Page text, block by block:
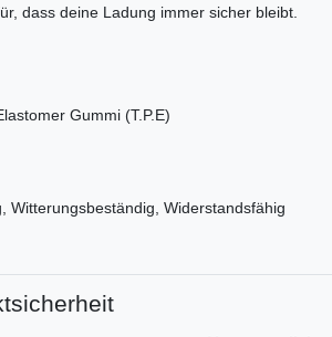
dass deine Ladung immer sicher bleibt.
Gummi (T.P.E)
Witterungsbeständig, Widerstandsfähig